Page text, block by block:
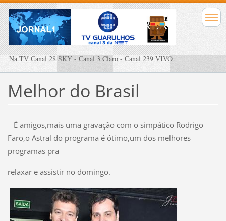
Na TV Canal 28 SKY - Canal 3 Claro - Canal 239 VIVO
Melhor do Brasil
É amigos,mais uma gravação com o simpático Rodrigo
Faro,o Astral do programa é ótimo,um dos melhores
programas pra
relaxar e assistir no domingo.